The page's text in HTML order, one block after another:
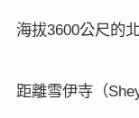
海拔3600公尺的
距離雪伊寺（